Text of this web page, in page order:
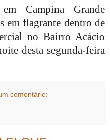
Campina Grande
em flagrante dentro de
no Bairro Acácio
desta segunda-feira
comentário: